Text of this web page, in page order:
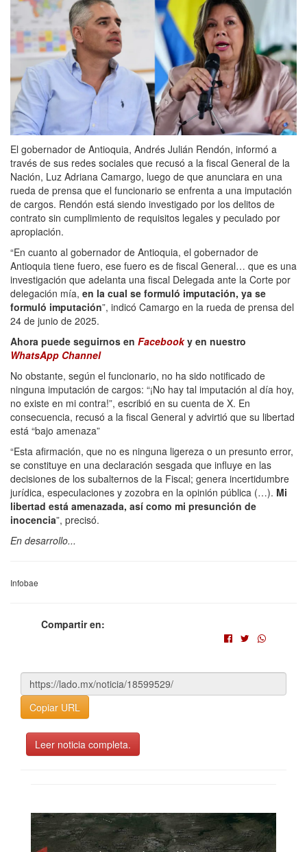
El gobernador de Antioquia, Andrés Julián Rendón, informó a
través de sus redes sociales que recusó a la fiscal General de la
Nación, Luz Adriana Camargo, luego de que anunciara en una
rueda de prensa que el funcionario se enfrenta a una imputación
de cargos. Rendón está siendo investigado por los delitos de
contrato sin cumplimiento de requisitos legales y peculado por
apropiación.
“En cuanto al gobernador de Antioquia, el gobernador de
Antioquia tiene fuero, ese fuero es de fiscal General… que es una
investigación que adelanta una fiscal Delegada ante la Corte por
delegación mía, en la cual se formuló imputación, ya se
formuló imputación”, indicó Camargo en la rueda de prensa del
24 de junio de 2025.
Ahora puede seguirnos en Facebooky en nuestro
WhatsApp Channel
No obstante, según el funcionario, no ha sido notificado de
ninguna imputación de cargos: “¡No hay tal imputación al día hoy,
no existe en mi contra!”, escribió en su cuenta de X. En
consecuencia, recusó a la fiscal General y advirtió que su libertad
está “bajo amenaza”
“Esta afirmación, que no es ninguna ligereza o un presunto error,
se constituye en una declaración sesgada que influye en las
decisiones de los subalternos de la Fiscal; genera incertidumbre
jurídica, especulaciones y zozobra en la opinión pública (…). Mi
libertad está amenazada, así como mi presunción de
inocencia”, precisó.
En desarrollo...
Infobae
Compartir en:
Copiar URL
Leer noticia completa.